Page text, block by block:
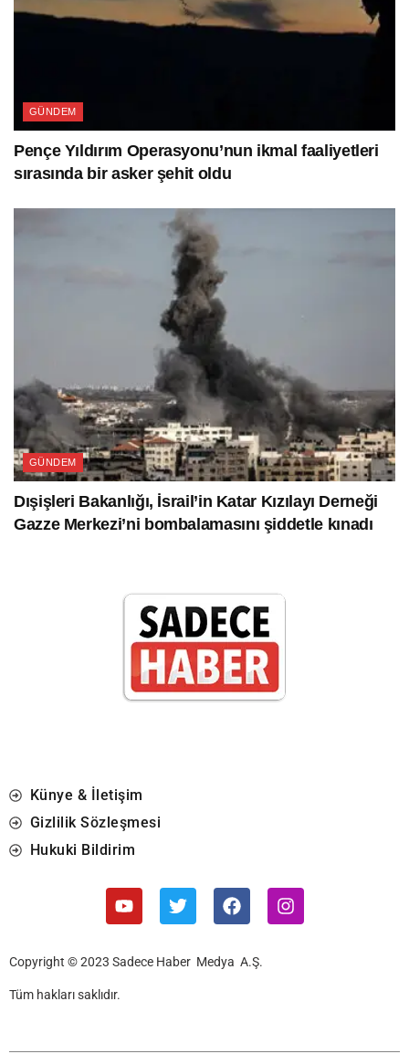
GÜNDEM
Pençe Yıldırım Operasyonu’nun ikmal faaliyetleri
sırasında bir asker şehit oldu
GÜNDEM
Dışişleri Bakanlığı, İsrail’in Katar Kızılayı Derneği
Gazze Merkezi’ni bombalamasını şiddetle kınadı
Künye & İletişim
Gizlilik Sözleşmesi
Hukuki Bildirim
Copyright © 2023 Sadece Haber Medya A.Ş.
Tüm hakları saklıdır.